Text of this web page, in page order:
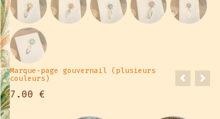
Marque-page gouvernail (plusieurs
couleurs)
7.00 €